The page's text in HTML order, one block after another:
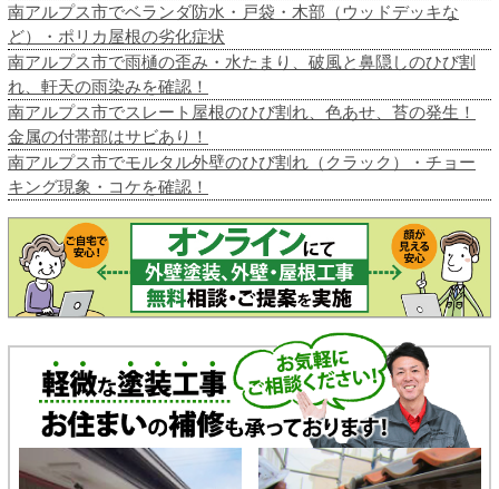
南アルプス市でベランダ防水・戸袋・木部（ウッドデッキな
ど）・ポリカ屋根の劣化症状
南アルプス市で雨樋の歪み・水たまり、破風と鼻隠しのひび割
れ、軒天の雨染みを確認！
南アルプス市でスレート屋根のひび割れ、色あせ、苔の発生！
金属の付帯部はサビあり！
南アルプス市でモルタル外壁のひび割れ（クラック）・チョー
キング現象・コケを確認！